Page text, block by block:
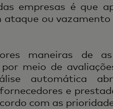
empresas é que
ou vazamento
maneiras de
meio de
automática
e
com as